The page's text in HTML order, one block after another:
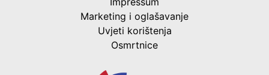
Marketing i oglašavanje
Uvjeti korištenja
Osmrtnice